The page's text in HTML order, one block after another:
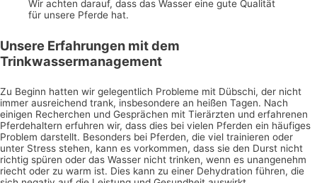
Wir achten darauf, dass das Wasser eine gute Qualität
für unsere Pferde hat.
Unsere Erfahrungen mit dem
Trinkwassermanagement
Zu Beginn hatten wir gelegentlich Probleme mit Dübschi, der nicht
immer ausreichend trank, insbesondere an heißen Tagen. Nach
einigen Recherchen und Gesprächen mit Tierärzten und erfahrenen
Pferdehaltern erfuhren wir, dass dies bei vielen Pferden ein häufiges
Problem darstellt. Besonders bei Pferden, die viel trainieren oder
unter Stress stehen, kann es vorkommen, dass sie den Durst nicht
richtig spüren oder das Wasser nicht trinken, wenn es unangenehm
riecht oder zu warm ist. Dies kann zu einer Dehydration führen, die